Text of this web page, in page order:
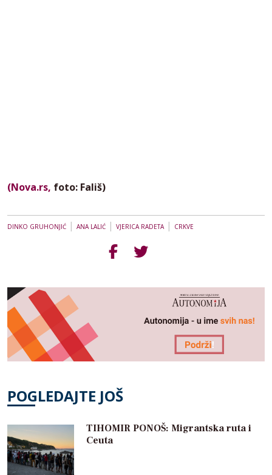
(Nova.rs, foto: Fališ)
DINKO GRUHONJIĆ | ANA LALIĆ | VJERICA RADETA| CRKVE
POGLEDAJTE JOŠ
TIHOMIR PONOŠ: Migrantska ruta i
Ceuta